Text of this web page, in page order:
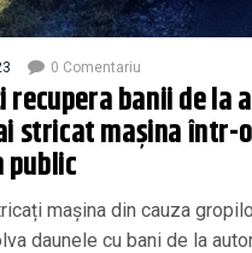
0 Comentariu
recupera banii de la
stricat mașina într-
public
mașina din cauza
daunele cu bani de la